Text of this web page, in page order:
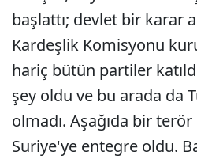
başlattı; devlet bir karar
Kardeşlik Komisyonu
hariç bütün partiler
şey oldu ve bu arada da
olmadı. Aşağıda bir
Suriye'ye entegre oldu.